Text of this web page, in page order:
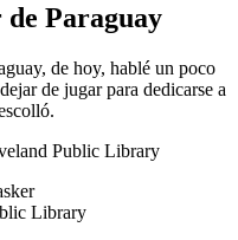
Paraguay
de hoy, hablé un poco
de jugar para dedicarse a
Library